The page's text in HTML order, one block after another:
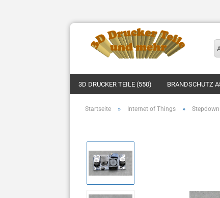
3D DRUCKER TEILE (550) BRANDSCHUTZ
Startseite » Internet of Things » Stepdown